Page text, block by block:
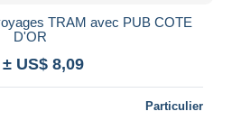
TRAM avec PUB COTE
D'OR
± US$ 8,09
Particulier